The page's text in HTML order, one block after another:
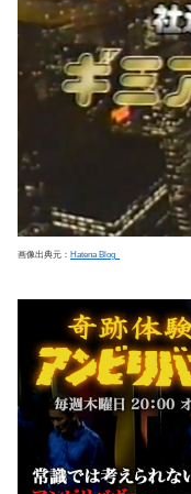
画像出典元： Hatena Blog